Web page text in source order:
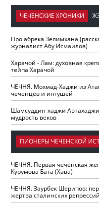
ЧЕЧЕНСКИЕ ХРОНИКИ
Про абрека Зелимхана
журналист Абу Исмаилов)
Харачой - Лам: духовная
тейпа Харачой
ЧЕЧНЯ. Мохмад-Хаджи из
чеченцев и ингушей
Шамсуддин-хаджи
мудрость веков
ПИОНЕРЫ ЧЕЧЕНСКОЙ
ЧЕЧНЯ. Первая чеченская
Курумова Бата (Хава)
ЧЕЧНЯ. Заурбек Шерипов:
жертва сталинских репрессий